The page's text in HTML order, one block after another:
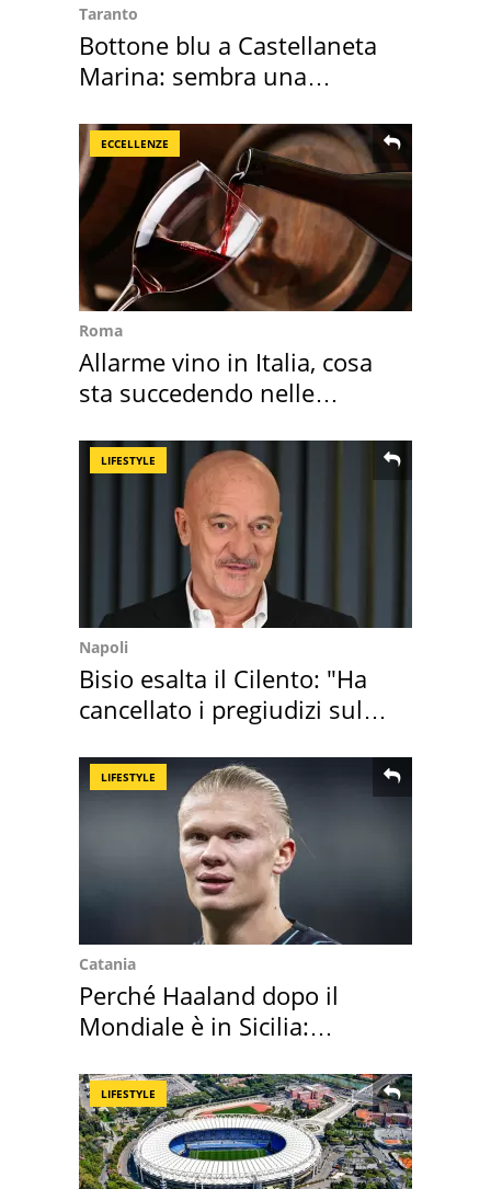
Taranto
Bottone blu a Castellaneta
Marina: sembra una
ECCELLENZE
Roma
Allarme vino in Italia, cosa
sta succedendo nelle
LIFESTYLE
Napoli
Bisio esalta il Cilento: "Ha
cancellato i pregiudizi sul
LIFESTYLE
Catania
Perché Haaland dopo il
Mondiale è in Sicilia:
LIFESTYLE